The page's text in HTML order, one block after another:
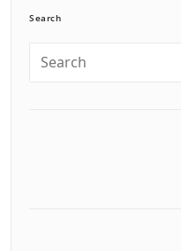
Search